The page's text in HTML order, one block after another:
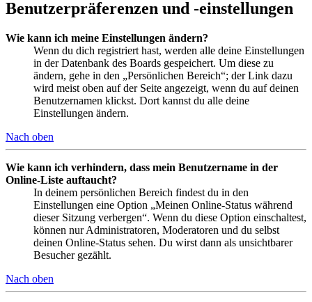
Benutzerpräferenzen und -einstellungen
Wie kann ich meine Einstellungen ändern?
Wenn du dich registriert hast, werden alle deine Einstellungen
in der Datenbank des Boards gespeichert. Um diese zu
ändern, gehe in den „Persönlichen Bereich“; der Link dazu
wird meist oben auf der Seite angezeigt, wenn du auf deinen
Benutzernamen klickst. Dort kannst du alle deine
Einstellungen ändern.
Nach oben
Wie kann ich verhindern, dass mein Benutzername in der
Online-Liste auftaucht?
In deinem persönlichen Bereich findest du in den
Einstellungen eine Option „Meinen Online-Status während
dieser Sitzung verbergen“. Wenn du diese Option einschaltest,
können nur Administratoren, Moderatoren und du selbst
deinen Online-Status sehen. Du wirst dann als unsichtbarer
Besucher gezählt.
Nach oben